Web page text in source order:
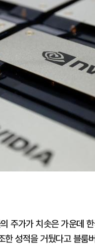
주가가 치솟은 가운데
한 성적을 거뒀다고 블